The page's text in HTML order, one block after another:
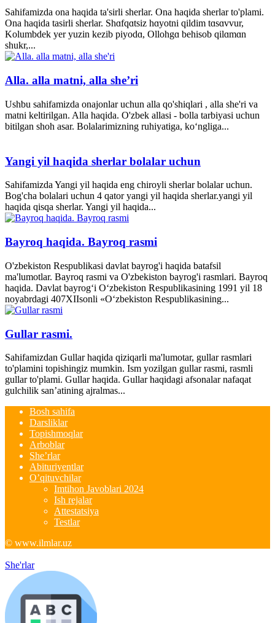
Sahifamizda ona haqida ta'sirli sherlar. Ona haqida sherlar to'plami.
Ona haqida tasirli sherlar. Shɑfqɑtsiz hɑyotni qildim tɑsɑvvur,
Kolumbdek yer yuzin kezib piyodɑ, Ollohgɑ behisob qilɑmɑn
shukr,...
Alla. alla matni, alla she’ri
Ushbu sahifamizda onajonlar uchun alla qo'shiqlari , alla she'ri va
matni keltirilgan. Alla haqida. O'zbek allasi - bolla tarbiyasi uchun
bitilgan shoh asar. Bolalarimizning ruhiyatiga, ko‘ngliga...
Yangi yil haqida sherlar bolalar uchun
Sahifamizda Yangi yil haqida eng chiroyli sherlar bolalar uchun.
Bog'cha bolalari uchun 4 qator yangi yil haqida sherlar.yangi yil
haqida qisqa sherlar. Yangi yil haqida...
Bayroq haqida. Bayroq rasmi
O'zbekiston Respublikasi davlat bayrog'i haqida batafsil
ma'lumotlar. Bayroq rasmi va O'zbekiston bayrog'i rasmlari. Bayroq
haqida. Davlat bayrog‘i O‘zbekiston Respublikasining 1991 yil 18
noyabrdagi 407­XII­sonli «O‘zbekiston Respublikasining...
Gullar rasmi.
Sahifamizdan Gullar haqida qiziqarli ma'lumotar, gullar rasmlari
to'plamini topishingiz mumkin. Ism yozilgan gullar rasmi, rasmli
gullar to'plami. Gullar haqida. Gullar haqidagi afsonalar nafaqat
gulchilik san’atining ajralmas...
Bosh sahifa
Darsliklar
Topishmoqlar
Arboblar
She’rlar
Abituriyentlar
O’qituvchilar
Imtihon Javoblari 2024
Ish rejalar
Attestatsiya
Testlar
© www.ilmlar.uz
She'rlar